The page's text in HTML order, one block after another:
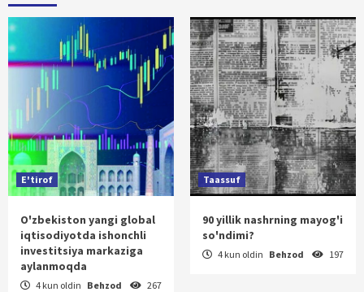
E'tirof
O'zbekiston yangi global
iqtisodiyotda ishonchli
investitsiya markaziga
aylanmoqda
4 kun oldin Behzod 267
Taassuf
90 yillik nashrning mayog'i
so'ndimi?
4 kun oldin Behzod 197